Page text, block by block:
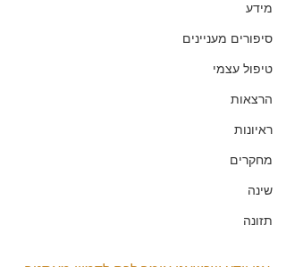
מידע
סיפורים מעניינים
טיפול עצמי
הרצאות
ראיונות
מחקרים
שינה
תזונה